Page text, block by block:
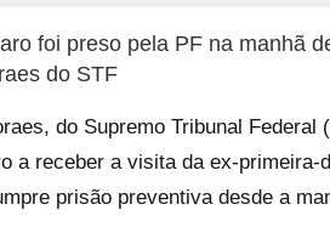
foi preso pela PF na manhã
do STF
do Supremo Tribunal Federal (
a receber a visita da ex-
prisão preventiva desde a